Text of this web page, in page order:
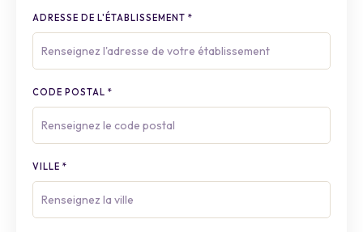
ADRESSE DE L'ÉTABLISSEMENT *
CODE POSTAL *
VILLE *